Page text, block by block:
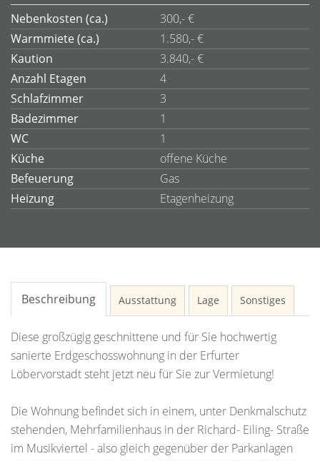
Nebenkosten (ca.)
300,- €
Warmmiete (ca.)
1.580,- €
Kaution
3.840,- €
Anzahl Etagen
4
Schlafzimmer
3
Badezimmer
1
WC
1
Küche
offene Küche
Befeuerung
Gas
Heizung
Etagenheizung
Beschreibung Ausstattung Lage Sonstiges
Diese großzügig geschnittene und für Sie hochwertig
sanierte Erdgeschosswohnung in der Erfurter
Löbervorstadt steht jetzt neu für Sie zur Vermietung!
Die Wohnung befindet sich in einem, unter Denkmalschutz
stehenden, Mehrfamilienhaus in der Richard- Eiling- Straße
im Musikviertel - also gleich gegenüber der Parkanlagen